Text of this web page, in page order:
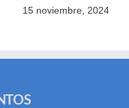
15 noviembre, 2024